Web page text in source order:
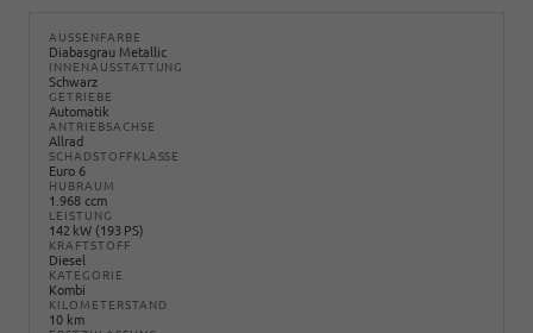
AUSSENFARBE
Diabasgrau Metallic
INNENAUSSTATTUNG
Schwarz
GETRIEBE
Automatik
ANTRIEBSACHSE
Allrad
SCHADSTOFFKLASSE
Euro 6
HUBRAUM
1.968 ccm
LEISTUNG
142 kW (193 PS)
KRAFTSTOFF
Diesel
KATEGORIE
Kombi
KILOMETERSTAND
10 km